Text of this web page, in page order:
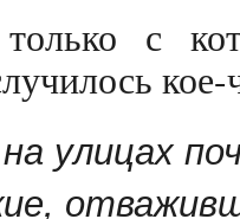
с
кое-
улицах